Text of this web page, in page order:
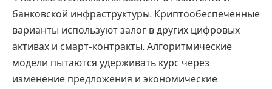
банковской инфраструктуры. Криптообеспеченные
варианты используют залог в других цифровых
активах и смарт-контракты. Алгоритмические
модели пытаются удерживать курс через
изменение предложения и экономические